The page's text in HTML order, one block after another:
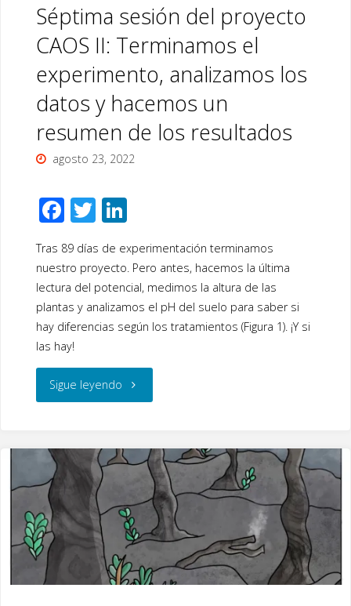
Séptima sesión del proyecto
CAOS II: Terminamos el
experimento, analizamos los
datos y hacemos un
resumen de los resultados
agosto 23, 2022
F
ac
e
b
o
o
k
T
wi
tt
er
Li
k
e
dI
n
Tras 89 días de experimentación terminamos
nuestro proyecto. Pero antes, hacemos la última
lectura del potencial, medimos la altura de las
plantas y analizamos el pH del suelo para saber si
hay diferencias según los tratamientos (Figura 1). ¡Y si
las hay!
Sigue leyendo"Séptima
del
proyecto
CAOS
II:
Terminamos